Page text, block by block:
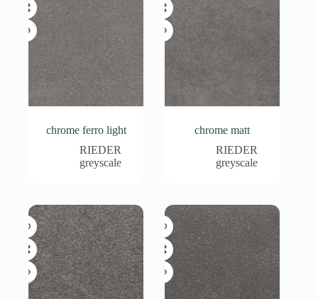
chrome ferro light
RIEDER
greyscale
chrome matt
RIEDER
greyscale